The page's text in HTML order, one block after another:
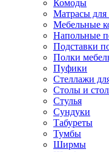
Комоды
Матрасы для
Мебельные
Напольные
Подставки
Полки
Пуфики
Стеллажи
Столы и
Стулья
Сундуки
Табуреты
Тумбы
Ширмы